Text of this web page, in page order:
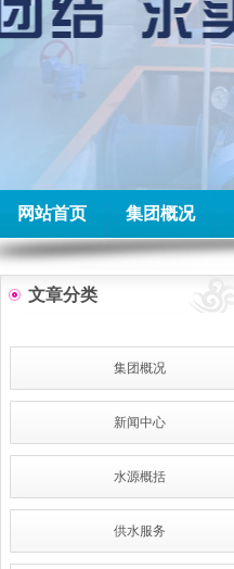
网站首页 集团概况
文章分类
集团概况
新闻中心
水源概括
供水服务